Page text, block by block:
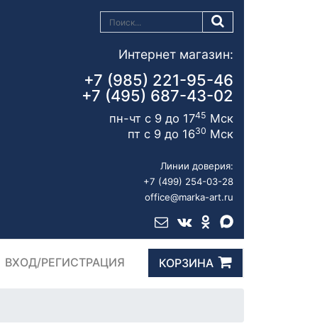
Интернет магазин:
+7 (985) 221-95-46
+7 (495) 687-43-02
пн-чт с 9 до 1745 Мск
пт с 9 до 1630 Мск
Линии доверия:
+7 (499) 254-03-28
office@marka-art.ru
ВХОД/РЕГИСТРАЦИЯ КОРЗИНА